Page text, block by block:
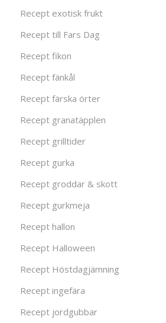
Recept exotisk frukt
Recept till Fars Dag
Recept fikon
Recept fänkål
Recept färska örter
Recept granatäpplen
Recept grilltider
Recept gurka
Recept groddar & skott
Recept gurkmeja
Recept hallon
Recept Halloween
Recept Höstdagjämning
Recept ingefära
Recept jordgubbar